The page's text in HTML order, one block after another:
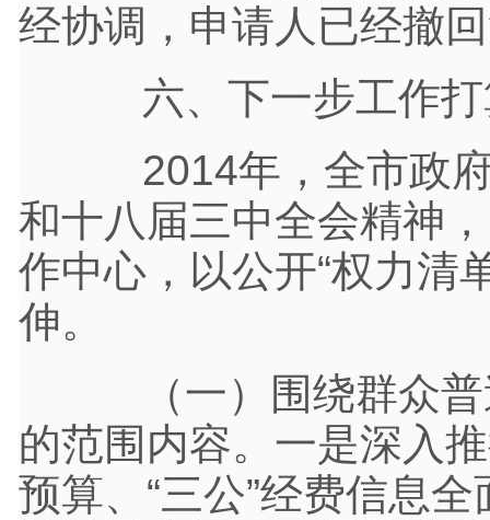
经协调，申请人已经撤
六、下一步工作打
2014年，全市政府
和十八届三中全会精神
作中心，以公开“权力清
伸。
（一）围绕群众普
的范围内容。一是深入
预算、“三公”经费信息